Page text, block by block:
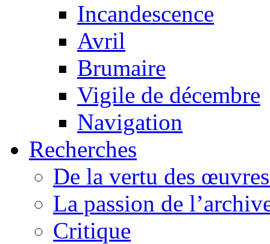
Incandescence
Avril
Brumaire
Vigile de décembre
Navigation
Recherches
De la vertu des
La passion de
Critique